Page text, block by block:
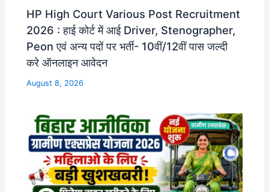
HP High Court Various Post Recruitment
2026 : हाई कोर्ट में आई Driver, Stenographer,
Peon एवं अन्य पदों पर भर्ती- 10वीं/12वीं पास जल्दी
करे ऑनलाइन आवेदन
August 8, 2026